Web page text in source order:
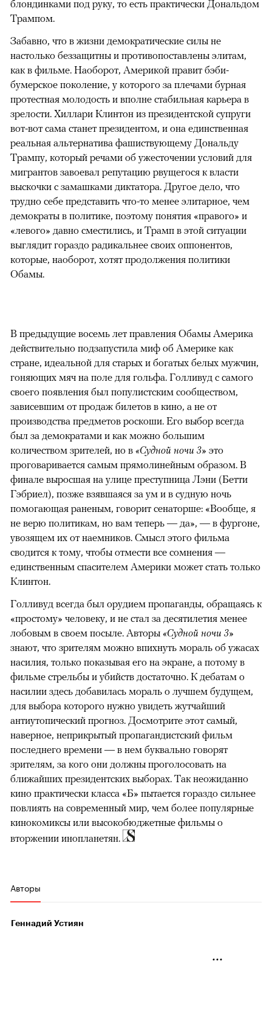
блондинками под руку, то есть практически Дональдом
Трампом.
Забавно, что в жизни демократические силы не
настолько беззащитны и противопоставлены элитам,
как в фильме. Наоборот, Америкой правит бэби-
бумерское поколение, у которого за плечами бурная
протестная молодость и вполне стабильная карьера в
зрелости. Хиллари Клинтон из президентской супруги
вот-вот сама станет президентом, и она единственная
реальная альтернатива фашиствующему Дональду
Трампу, который речами об ужесточении условий для
мигрантов завоевал репутацию рвущегося к власти
выскочки с замашками диктатора. Другое дело, что
трудно себе представить что-то менее элитарное, чем
демократы в политике, поэтому понятия «правого» и
«левого» давно сместились, и Трамп в этой ситуации
выглядит гораздо радикальнее своих оппонентов,
которые, наоборот, хотят продолжения политики
Обамы.
В предыдущие восемь лет правления Обамы Америка
действительно подзапустила миф об Америке как
стране, идеальной для старых и богатых белых мужчин,
гоняющих мяч на поле для гольфа. Голливуд с самого
своего появления был популистским сообществом,
зависевшим от продаж билетов в кино, а не от
производства предметов роскоши. Его выбор всегда
был за демократами и как можно большим
количеством зрителей, но в «Судной ночи 3» это
проговаривается самым прямолинейным образом. В
финале выросшая на улице преступница Лэни (Бетти
Гэбриел), позже взявшаяся за ум и в судную ночь
помогающая раненым, говорит сенаторше: «Вообще, я
не верю политикам, но вам теперь — да», — в фургоне,
увозящем их от наемников. Смысл этого фильма
сводится к тому, чтобы отмести все сомнения —
единственным спасителем Америки может стать только
Клинтон.
Голливуд всегда был орудием пропаганды, обращаясь к
«простому» человеку, и не стал за десятилетия менее
лобовым в своем посыле. Авторы «Судной ночи 3»
знают, что зрителям можно впихнуть мораль об ужасах
насилия, только показывая его на экране, а потому в
фильме стрельбы и убийств достаточно. К дебатам о
насилии здесь добавилась мораль о лучшем будущем,
для выбора которого нужно увидеть жутчайший
антиутопический прогноз. Досмотрите этот самый,
наверное, неприкрытый пропагандистский фильм
последнего времени — в нем буквально говорят
зрителям, за кого они должны проголосовать на
ближайших президентских выборах. Так неожиданно
кино практически класса «Б» пытается гораздо сильнее
повлиять на современный мир, чем более популярные
кинокомиксы или высокобюджетные фильмы о
вторжении инопланетян.
Авторы
Геннадий Устиян